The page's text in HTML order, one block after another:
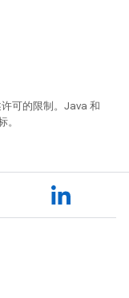
可的限制。Java 和